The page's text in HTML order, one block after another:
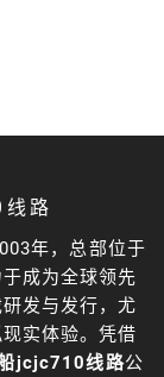
路
年，总部位于
成为全球领先
发与发行，尤
实体验。凭借
jcjc710线路公